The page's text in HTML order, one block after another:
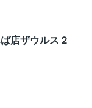
店ザウルス２